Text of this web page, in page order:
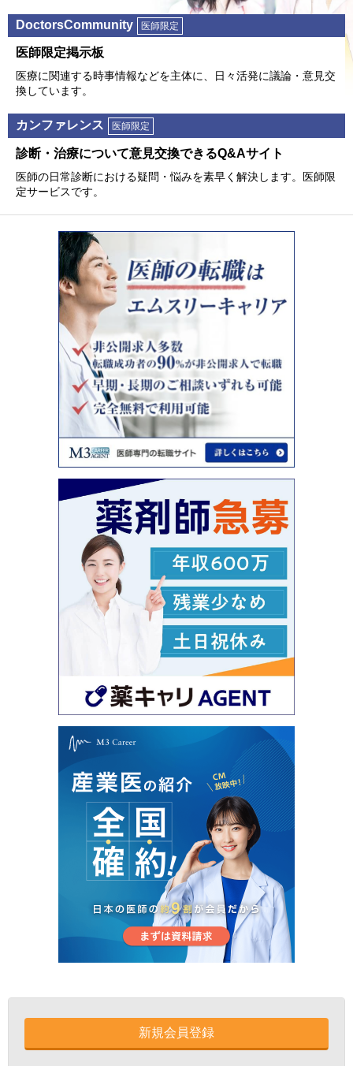
DoctorsCommunity 医師限定
医師限定掲⽰板
医療に関連する時事情報などを主体に、⽇々活発に議論・意⾒交
換しています。
カンファレンス 医師限定
診断・治療について意⾒交換できるQ&Aサイト
医師の⽇常診断における疑問・悩みを素早く解決します。医師限
定サービスです。
新規会員登録